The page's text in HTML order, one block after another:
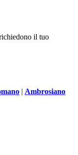
il tuo
| Ambrosiano